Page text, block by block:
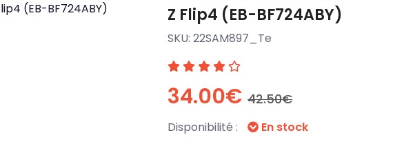
Z Flip4 (EB-BF724ABY)
SKU: 22SAM897_Te
34.00€ 42.50€
Disponibilité : En stock